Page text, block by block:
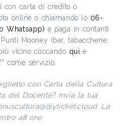
con carta di credito o
online o chiamando lo 06-
Whatsapp) e paga in contanti
Mooney (bar, tabaccherie,
vicino cliccando qui e
come servizio.
con Carta della Cultura
del Docente? Invia la tua
La
48 ore.